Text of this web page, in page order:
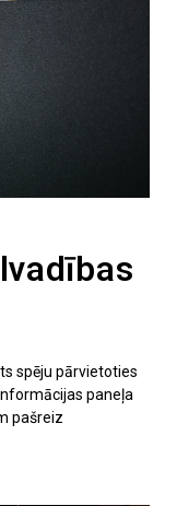
spēju pārvietoties
paneļa
pašreiz